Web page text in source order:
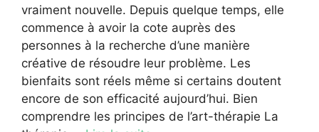
vraiment nouvelle. Depuis quelque temps, elle
commence à avoir la cote auprès des
personnes à la recherche d’une manière
créative de résoudre leur problème. Les
bienfaits sont réels même si certains doutent
encore de son efficacité aujourd’hui. Bien
comprendre les principes de l’art-thérapie La